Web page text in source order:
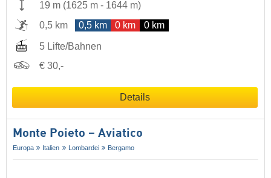
19 m (1625 m - 1644 m)
0,5 km
0,5 km 0 km 0 km
5 Lifte/Bahnen
€ 30,-
Details
Monte Poieto – Aviatico
Europa Italien Lombardei Bergamo